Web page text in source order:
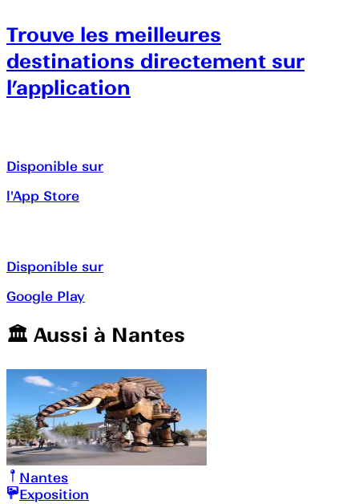
Trouve les meilleures
destinations directement sur
l’application
Disponible sur
l'App Store
Disponible sur
Google Play
🏛️️ Aussi à Nantes
Nantes
Exposition